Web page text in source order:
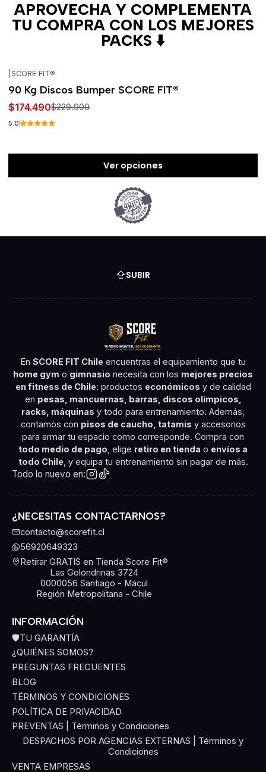
APROVECHA Y COMPLEMENTA
TU COMPRA CON LOS MEJORES
PACKS ⬇️
|SCORE FIT®
90 Kg Discos Bumper SCORE FIT®
$174.490$229.900
5.0
Ver opciones
SUBIR
En SCORE FIT Chileencuentras el equipamiento que tu
home gym o gimnasio necesita con los mejores precios
en fitness de Chile: productos económicos y de calidad
en pesas, mancuernas, barras, discos olímpicos,
racks, máquinas y todo para entrenamiento. Además,
contamos con pisos de caucho, tatamis y accesorios
para armar tu espacio como corresponde. Compra con
todo medio de pago , elige retiro en tienda o envíos a
todo Chile, y equipa tu entrenamiento sin pagar de más.
Todo lo nuevo en:
¿NECESITAS CONTACTARNOS?
contacto@scorefit.cl
56920649323
Retirar GRATIS en Tienda Score Fit®
Las Golondrinas 3724
0000056 Santiago - Macul
Región Metropolitana - Chile
INFORMACIÓN
🛡️TU GARANTÍA
¿QUIÉNES SOMOS?
PREGUNTAS FRECUENTES
BLOG
TÉRMINOS Y CONDICIONES
POLÍTICA DE PRIVACIDAD
PREVENTAS | Términos y Condiciones
DESPACHOS POR AGENCIAS EXTERNAS | Términos y
Condiciones
VENTA EMPRESAS